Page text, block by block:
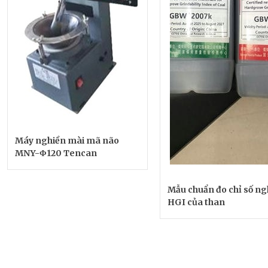
Máy nghiền mài mã não
MNY-Φ120 Tencan
Mẫu chuẩn đo chỉ số
HGI của than